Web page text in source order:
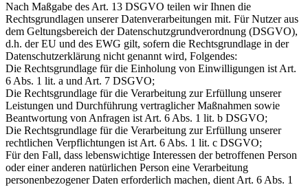
Nach Maßgabe des Art. 13 DSGVO teilen wir Ihnen die
Rechtsgrundlagen unserer Datenverarbeitungen mit. Für Nutzer aus
dem Geltungsbereich der Datenschutzgrundverordnung (DSGVO),
d.h. der EU und des EWG gilt, sofern die Rechtsgrundlage in der
Datenschutzerklärung nicht genannt wird, Folgendes:
Die Rechtsgrundlage für die Einholung von Einwilligungen ist Art.
6 Abs. 1 lit. a und Art. 7 DSGVO;
Die Rechtsgrundlage für die Verarbeitung zur Erfüllung unserer
Leistungen und Durchführung vertraglicher Maßnahmen sowie
Beantwortung von Anfragen ist Art. 6 Abs. 1 lit. b DSGVO;
Die Rechtsgrundlage für die Verarbeitung zur Erfüllung unserer
rechtlichen Verpflichtungen ist Art. 6 Abs. 1 lit. c DSGVO;
Für den Fall, dass lebenswichtige Interessen der betroffenen Person
oder einer anderen natürlichen Person eine Verarbeitung
personenbezogener Daten erforderlich machen, dient Art. 6 Abs. 1